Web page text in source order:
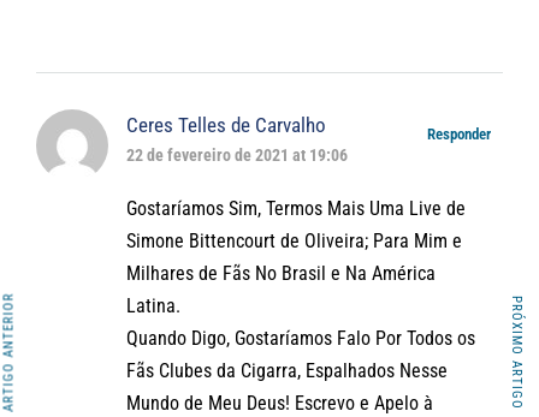
Ceres Telles de Carvalho
22 de fevereiro de 2021 at 19:06
Responder
Gostaríamos Sim, Termos Mais Uma Live de
Simone Bittencourt de Oliveira; Para Mim e
Milhares de Fãs No Brasil e Na América
Latina.
Quando Digo, Gostaríamos Falo Por Todos os
Fãs Clubes da Cigarra, Espalhados Nesse
Mundo de Meu Deus! Escrevo e Apelo à
ARTIGO ANTERIOR PRÓXIMO ARTIGO